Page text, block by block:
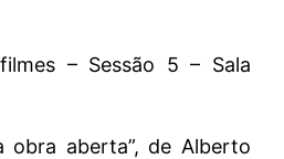
– Sessão 5 – Sala
obra aberta”, de Alberto